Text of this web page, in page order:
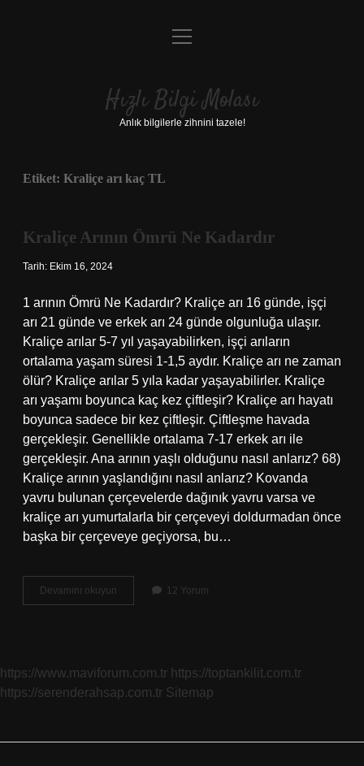
Anasayfa
Yasal Uyarı
menüyü
Hızlı Bilgi Molası
Anlık bilgilerle zihnini tazele!
Etiket: Kraliçe arı kaç TL
Kraliçe Arının Ömrü Ne Kadardır
Tarih: Ekim 16, 2024
1 arının Ömrü Ne Kadardır? Kraliçe arı 16 günde, işçi
arı 21 günde ve erkek arı 24 günde olgunluğa ulaşır.
Kraliçe arılar 5-7 yıl yaşayabilirken, işçi arıların
ortalama yaşam süresi 1-1,5 aydır. Kraliçe arı ne zaman
ölür? Kraliçe arılar 5 yıla kadar yaşayabilirler. Kraliçe
arı yaşamı boyunca kaç kez çiftleşir? Kraliçe arı hayatı
boyunca sadece bir kez çiftleşir. Çiftleşme havada
gerçekleşir. Genellikle ortalama 7-17 erkek arı ile
gerçekleşir. Ana arının yaşlı olduğunu nasıl anlarız? 68)
Kraliçe arının yaşlandığını nasıl anlarız? Kovanda
yavru bulunan çerçevelerde dağınık yavru varsa ve
kraliçe arı yumurtalarla bir çerçeveyi doldurmadan önce
başka bir çerçeveye geçiyorsa, bu…
Devamını okuyun
Arının
12 Yorum
https://www.maviforum.com.tr https://toptankilit.com.tr
https://serenderahsap.com.tr Sitemap